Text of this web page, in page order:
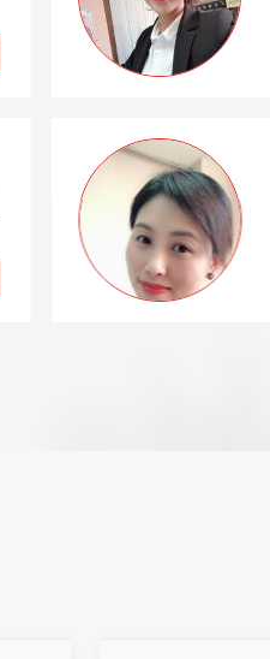
话： 13510378988
经理
理工商注册、代理记账、各类许可
。只为客户提供更优质的服务。
话： 13510378988